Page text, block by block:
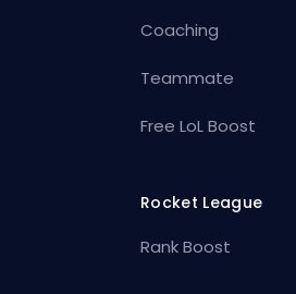
Coaching
Teammate
Free LoL Boost
Rocket League
Rank Boost